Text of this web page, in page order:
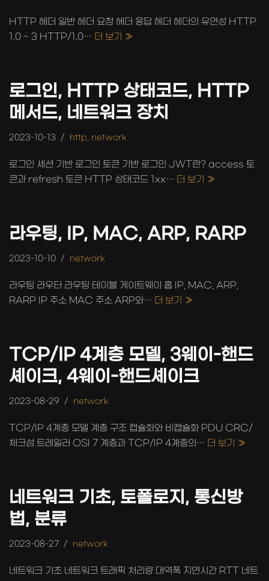
HTTP 헤더 일반 헤더 요청 헤더 응답 헤더 헤더의 유연성 HTTP
1.0 ~ 3 HTTP/1.0… 더 보기 »
로그인, HTTP 상태코드, HTTP
메서드, 네트워크 장치
2023-10-13 http, network
로그인 세션 기반 로그인 토큰 기반 로그인 JWT란? access 토
큰과 refresh 토큰 HTTP 상태코드 1xx… 더 보기 »
라우팅, IP, MAC, ARP, RARP
2023-10-10 network
라우팅 라우터 라우팅 테이블 게이트웨이 홉 IP, MAC, ARP,
RARP IP 주소 MAC 주소 ARP와… 더 보기 »
TCP/IP 4계층 모델, 3웨이-핸드
셰이크, 4웨이-핸드셰이크
2023-08-29 network
TCP/IP 4계층 모델 계층 구조 캡슐화와 비캡슐화 PDU CRC/
체크섬 트레일러 OSI 7 계층과 TCP/IP 4계층의… 더 보기 »
네트워크 기초, 토폴로지, 통신방
법, 분류
2023-08-27 network
네트워크 기초 네트워크 트래픽 처리량 대역폭 지연시간 RTT 네트